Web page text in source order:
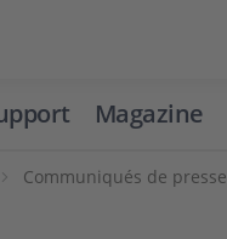
Magazine
Communiqués de presse